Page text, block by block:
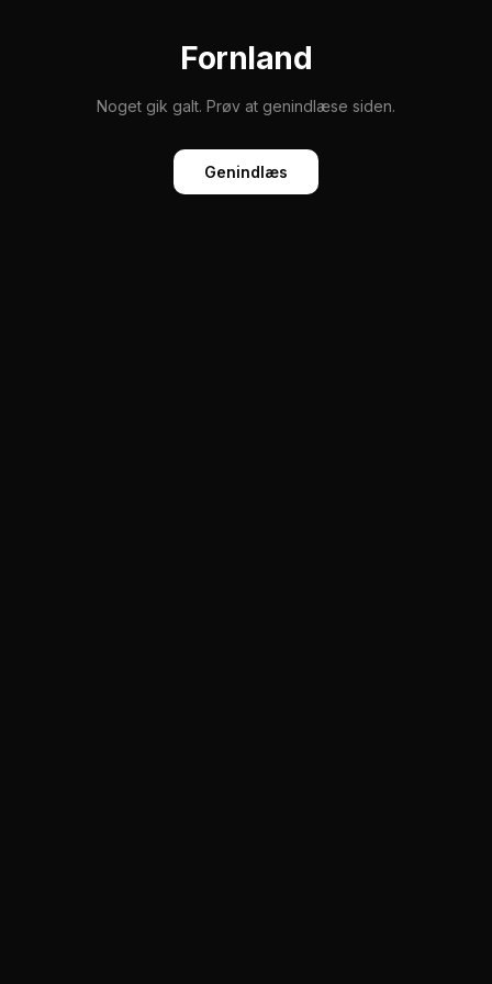
Fornland
Noget gik galt. Prøv at genindlæse siden.
Genindlæs